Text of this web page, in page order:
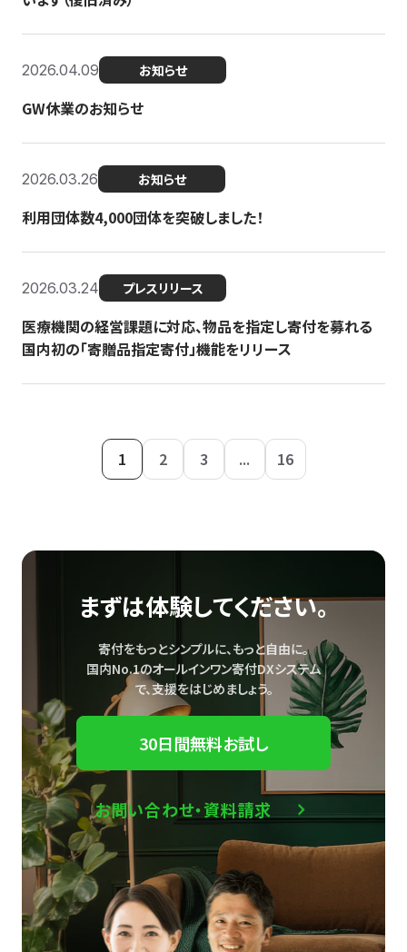
2026.04.09 お知らせ
GW休業のお知らせ
2026.03.26 お知らせ
利用団体数4,000団体を突破しました！
2026.03.24 プレスリリース
医療機関の経営課題に対応、物品を指定し寄付を募れる
国内初の「寄贈品指定寄付」機能をリリース
1 2 3 ... 16
まずは体験してください。
寄付をもっとシンプルに、もっと自由に。
国内No.1のオールインワン寄付DXシステム
で、支援をはじめましょう。
30日間無料お試し
お問い合わせ・資料請求